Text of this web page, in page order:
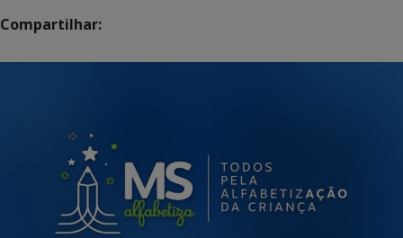
Compartilhar: